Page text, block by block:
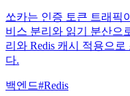
쏘카는 인증 토큰 트래픽
비스 분리와 읽기 분산으
리와 Redis 캐시 적용으
다.
백엔드#Redis